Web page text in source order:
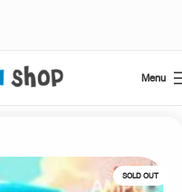
Menu
SOLD OUT